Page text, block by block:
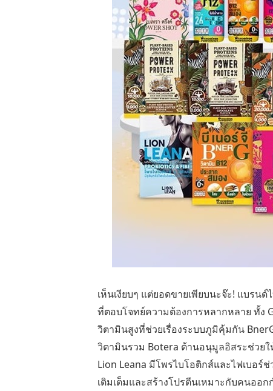
เห็นเงียบๆ แต่ยอดขายเพียบนะจ๊ะ! แบรน
ที่ตอบโจทย์ความต้องการหลากหลาย ทั้ง
วิตามินสูงที่ช่วยเรื่องระบบภูมิคุ้มกัน
วิตามินรวม Botera ต้านอนุมูลอิสระช่วยใ
Lion Leana มีโพรไบโอติกส์และไฟเบอร์
เติมเต็มและสร้างโปรตีนเหมาะกับคนออ